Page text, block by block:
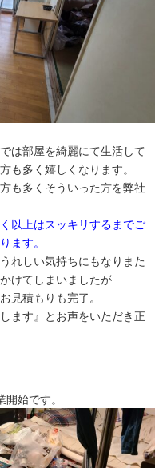
は部屋を綺麗にて生活して
も多く嬉しくなります。
も多くそういった方を弊社
以上はスッキリするまでご
ます。
れしい気持ちにもなりまた
けてしまいましたが
見積もりも完了。
ます』とお声をいただき正
始です。